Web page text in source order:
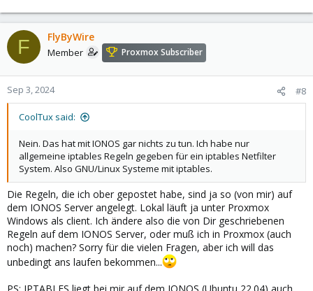
F FlyByWire
Member Proxmox Subscriber
Sep 3, 2024 #8
CoolTux said:
Nein. Das hat mit IONOS gar nichts zu tun. Ich habe nur
allgemeine iptables Regeln gegeben für ein iptables Netfilter
System. Also GNU/Linux Systeme mit iptables.
Die Regeln, die ich ober gepostet habe, sind ja so (von mir) auf
dem IONOS Server angelegt. Lokal läuft ja unter Proxmox
Windows als client. Ich ändere also die von Dir geschriebenen
Regeln auf dem IONOS Server, oder muß ich in Proxmox (auch
noch) machen? Sorry für die vielen Fragen, aber ich will das
unbedingt ans laufen bekommen...